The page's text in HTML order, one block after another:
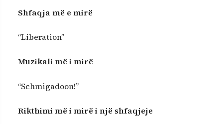
Shfaqja më e mirë
“Liberation”
Muzikali më i mirë
“Schmigadoon!”
Rikthimi më i mirë i një shfaqjeje